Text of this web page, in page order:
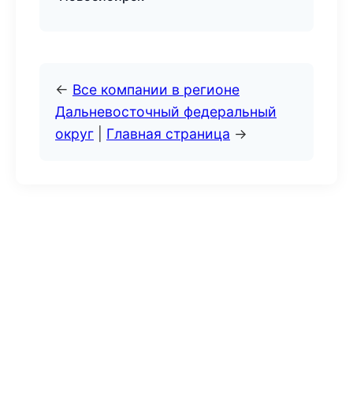
← Все компании в регионе
Дальневосточный федеральный
округ
Главная страница →